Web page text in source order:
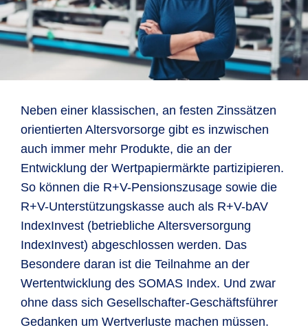
Neben einer klassischen, an festen Zinssätzen
orientierten Altersvorsorge gibt es inzwischen
auch immer mehr Produkte, die an der
Entwicklung der Wertpapiermärkte partizipieren.
So können die R+V-Pensionszusage sowie die
R+V-Unterstützungskasse auch als R+V-bAV
IndexInvest (betriebliche Altersversorgung
IndexInvest) abgeschlossen werden. Das
Besondere daran ist die Teilnahme an der
Wertentwicklung des SOMAS Index. Und zwar
ohne dass sich Gesellschafter-Geschäftsführer
Gedanken um Wertverluste machen müssen.